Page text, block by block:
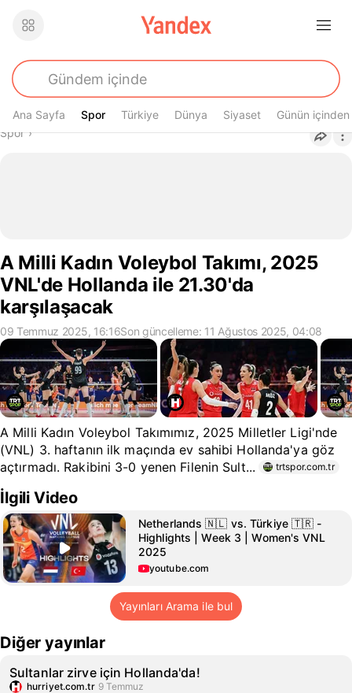
Ana Sayfa Spor
Spor Türkiye Dünya Siyaset Günün içinden
Buradasın
Spor›
A Milli Kadın Voleybol Takımı, 2025
VNL'de Hollanda ile 21.30'da
karşılaşacak
09 Temmuz 2025, 16:16Son güncelleme: 11 Ağustos 2025, 04:08
A Milli Kadın Voleybol Takımımız, 2025 Milletler Ligi'nde
(VNL) 3. haftanın ilk maçında ev sahibi Hollanda'ya göz
açtırmadı. Rakibini 3-0 yenen Filenin Sult...
trtspor.com.tr
İlgili Video
Netherlands 🇳🇱 vs. Türkiye 🇹🇷 -
Highlights | Week 3 | Women's VNL
2025
youtube.com
Yayınları Arama ile bul
Diğer yayınlar
Sultanlar zirve için Hollanda'da!
hurriyet.com.tr 9 Temmuz